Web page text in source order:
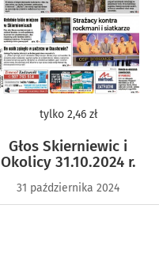
tylko2,46 zł
Głos Skierniewic i
Okolicy 31.10.2024 r.
31 października 2024